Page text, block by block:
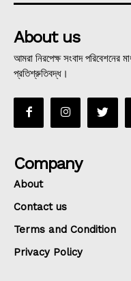
About us
আমরা নিরপেক্ষ সংবাদ পরিবেশনের
প্রতিশ্রুতিবদ্ধ।
Company
About
Contact us
Terms and Condition
Privacy Policy